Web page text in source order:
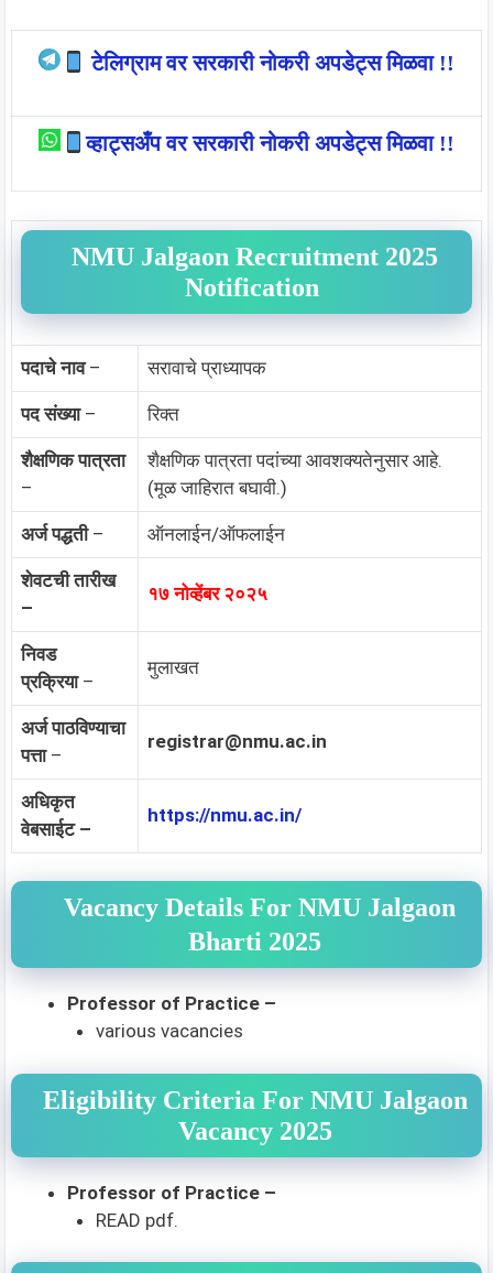
टेलिग्राम वर सरकारी नोकरी अपडेट्स मिळवा !!
व्हाट्सअँप वर सरकारी नोकरी अपडेट्स मिळवा !!
NMU Jalgaon Recruitment 2025
Notification
पदाचे नाव– सरावाचे प्राध्यापक
पद संख्या– रिक्त
शैक्षणिक पात्रता
–
शैक्षणिक पात्रता पदांच्या आवशक्यतेनुसार आहे.
(मूळ जाहिरात बघावी.)
अर्ज पद्धती– ऑनलाईन/ऑफलाईन
शेवटची तारीख
–
१७ नोव्हेंबर २०२५
निवड
प्रक्रिया–
मुलाखत
अर्ज पाठविण्याचा
पत्ता–
registrar@nmu.ac.in
अधिकृत
वेबसाईट –
https://nmu.ac.in/
Vacancy Details For NMU Jalgaon
Bharti 2025
Professor of Practice –
various vacancies
Eligibility Criteria For NMU Jalgaon
Vacancy 2025
Professor of Practice –
READ pdf.